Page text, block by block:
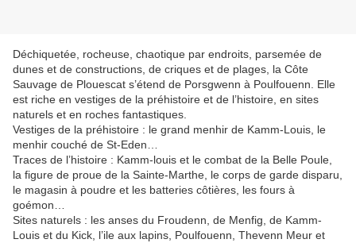
Déchiquetée, rocheuse, chaotique par endroits, parsemée de
dunes et de constructions, de criques et de plages, la Côte
Sauvage de Plouescat s’étend de Porsgwenn à Poulfouenn. Elle
est riche en vestiges de la préhistoire et de l’histoire, en sites
naturels et en roches fantastiques.
Vestiges de la préhistoire : le grand menhir de Kamm-Louis, le
menhir couché de St-Eden…
Traces de l’histoire : Kamm-louis et le combat de la Belle Poule,
la figure de proue de la Sainte-Marthe, le corps de garde disparu,
le magasin à poudre et les batteries côtières, les fours à
goémon…
Sites naturels : les anses du Froudenn, de Menfig, de Kamm-
Louis et du Kick, l’ile aux lapins, Poulfouenn, Thevenn Meur et